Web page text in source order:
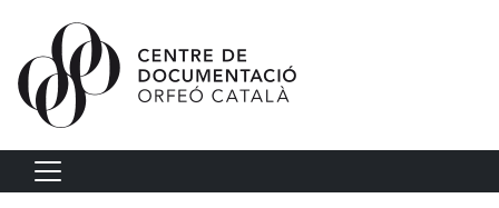
Vés al contingut
Navegació principal